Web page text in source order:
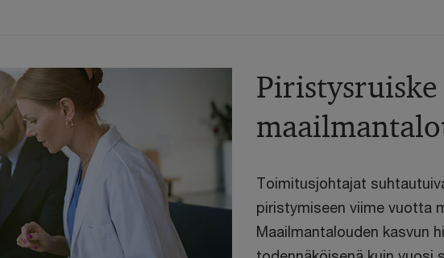
Piristysruiske
Toimitusjohtajat
piristymiseen viime vuotta
Maailmantalouden kasvun